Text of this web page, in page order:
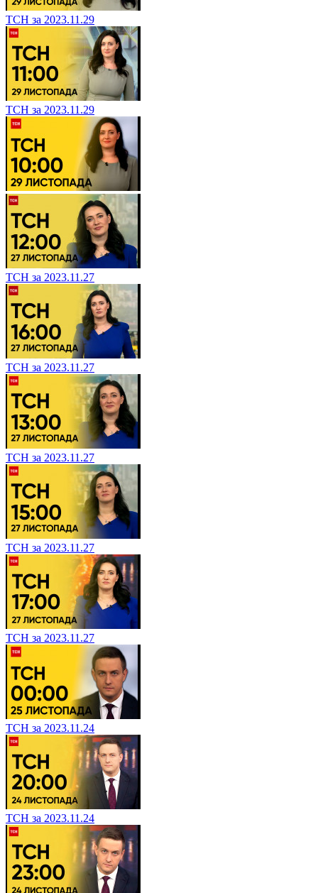
ТСН за 2023.11.29
ТСН за 2023.11.29
ТСН за 2023.11.27
ТСН за 2023.11.27
ТСН за 2023.11.27
ТСН за 2023.11.27
ТСН за 2023.11.27
ТСН за 2023.11.24
ТСН за 2023.11.24